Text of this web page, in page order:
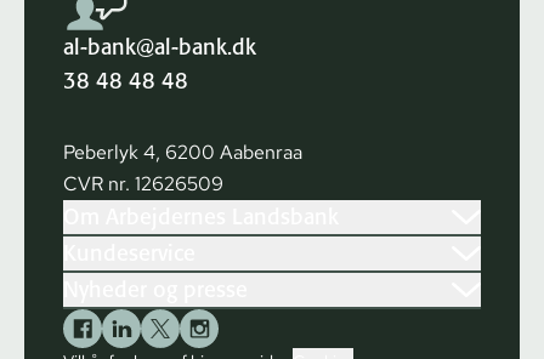
al-bank@al-bank.dk
38 48 48 48
Peberlyk 4, 6200 Aabenraa
CVR nr. 12626509